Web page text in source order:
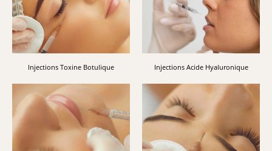
Injections Toxine Botulique Injections Acide Hyaluronique